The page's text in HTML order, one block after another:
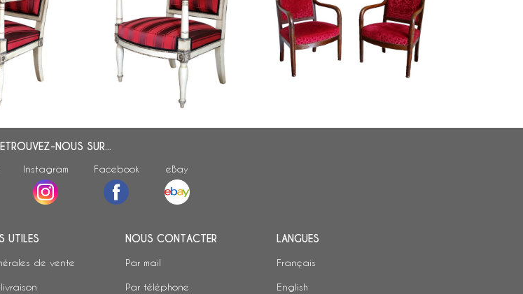
pour
fer &
Jacob
Fauteuil Empire impérial pour les
Tuileries (marque fer & inventaire),
attribué Jacob Desmalter
Paire de fauteuils d'époque Empire
en acajou - velours frappé de la
Manufacture Bonvallet
NOUS SUR...
Instagram Facebook eBay
UTILES
de vente
NOUS CONTACTER
Par mail
Par téléphone
LANGUES
Français
English